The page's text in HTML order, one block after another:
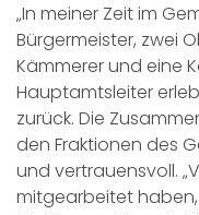
„In meiner Zeit im
Bürgermeister, zwei
Kämmerer und eine
Hauptamtsleiter
zurück. Die
den Fraktionen des
und vertrauensvoll.
mitgearbeitet